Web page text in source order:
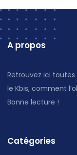
A propos
Retrouvez ici
le Kbis, comment
Bonne lecture !
Catégories